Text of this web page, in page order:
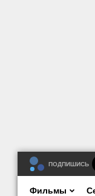
ПОДПИШИСЬ
Фильмы